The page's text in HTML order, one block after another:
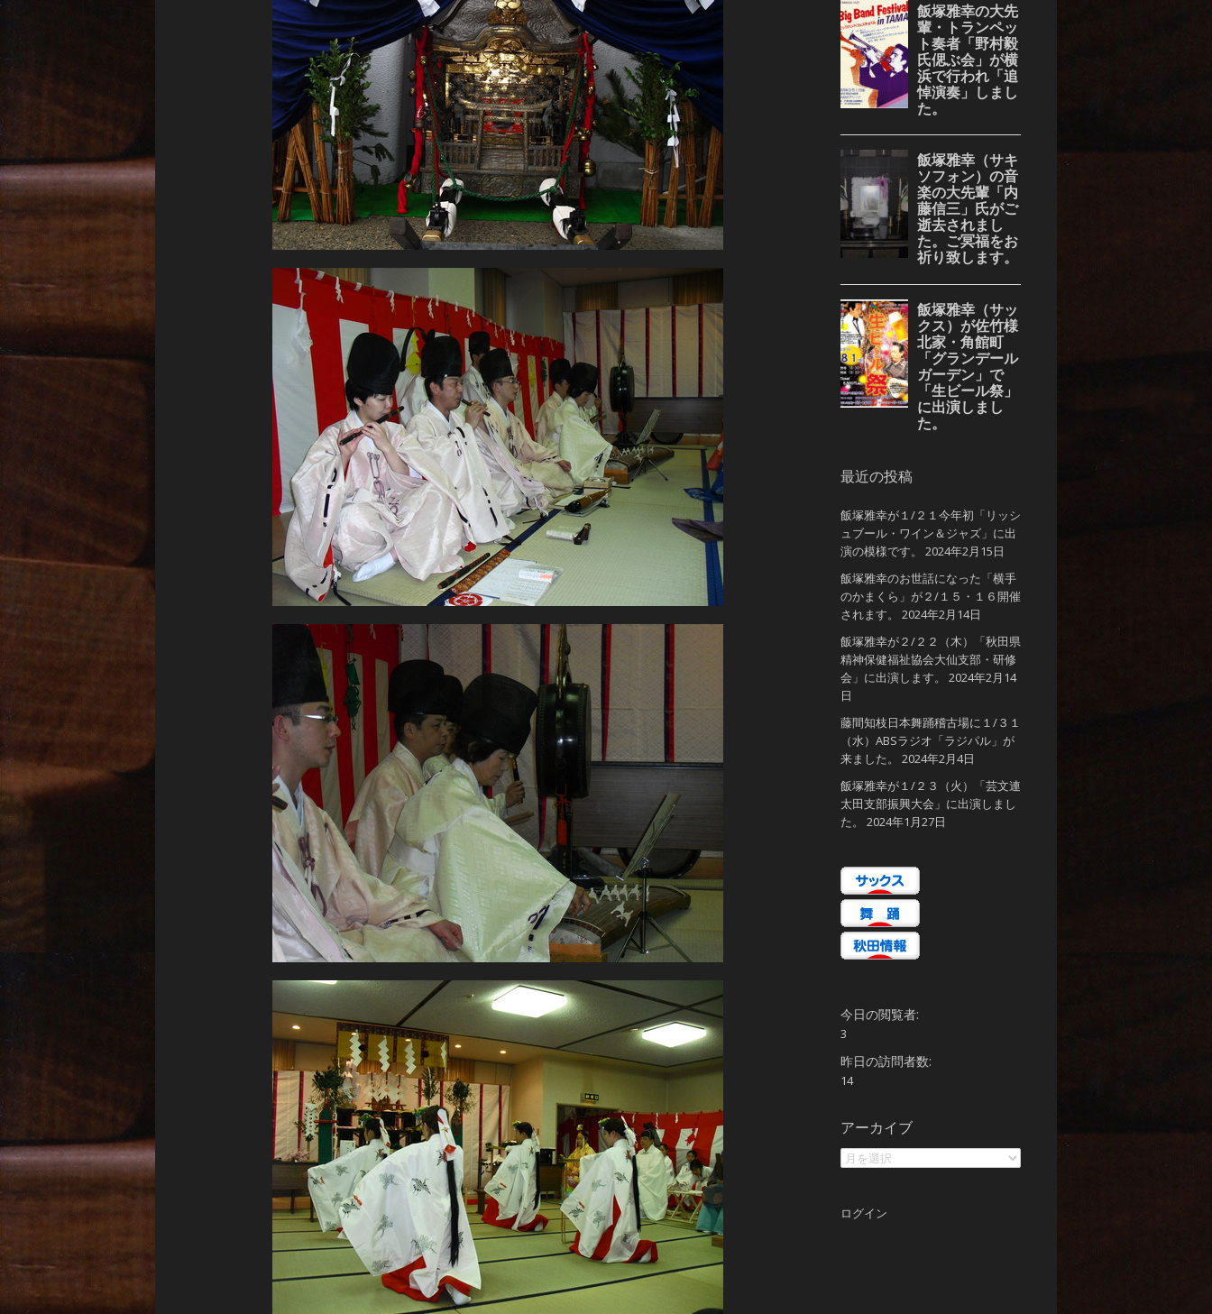
最近の投稿
飯塚雅幸が１/２１今年初「リッシ
ュブール・ワイン＆ジャズ」に出
演の模様です。
2024年2月15日
飯塚雅幸のお世話になった「横手
のかまくら」が２/１５・１６開催
されます。
2024年2月14日
飯塚雅幸が２/２２（木）「秋田県
精神保健福祉協会大仙支部・研修
会」に出演します。
2024年2月14
日
藤間知枝日本舞踊稽古場に１/３１
（水）ABSラジオ「ラジパル」が
来ました。
2024年2月4日
飯塚雅幸が１/２３（火）「芸文連
太田支部振興大会」に出演しまし
た。
2024年1月27日
今日の閲覧者:
3
昨日の訪問者数:
14
アーカイブ
ア
ー
カ
ログイン